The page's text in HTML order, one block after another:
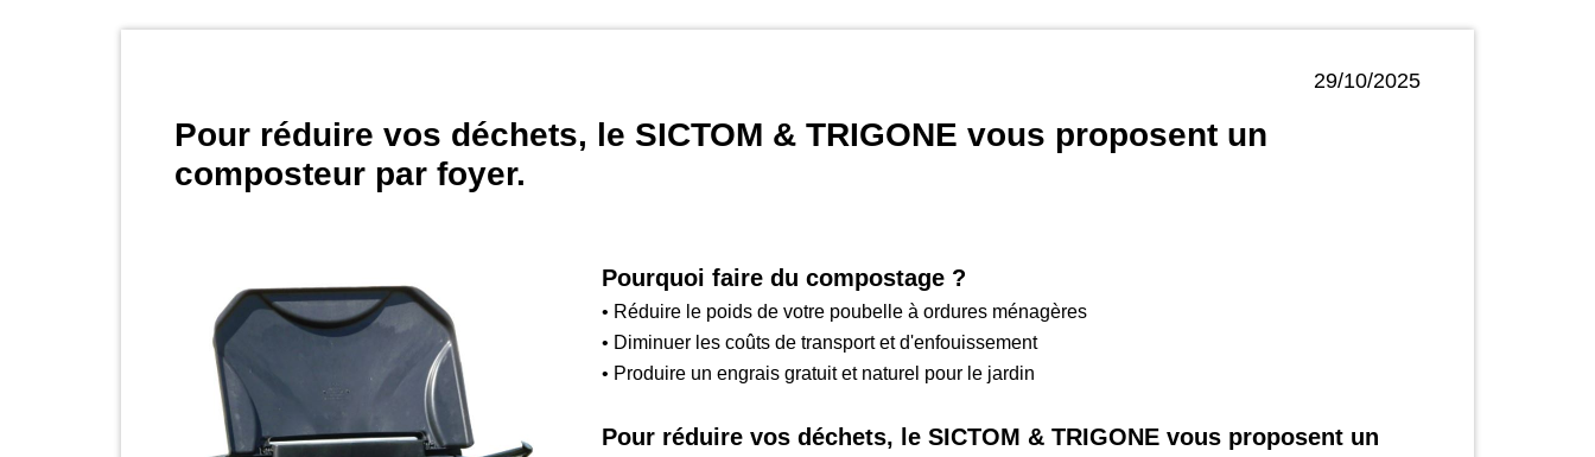
29/10/2025
Pour réduire vos déchets, le SICTOM & TRIGONE vous proposent un
composteur par foyer.
Pourquoi faire du compostage ?
• Réduire le poids de votre poubelle à ordures ménagères
• Diminuer les coûts de transport et d'enfouissement
• Produire un engrais gratuit et naturel pour le jardin
Pour réduire vos déchets, le SICTOM & TRIGONE vous proposent un